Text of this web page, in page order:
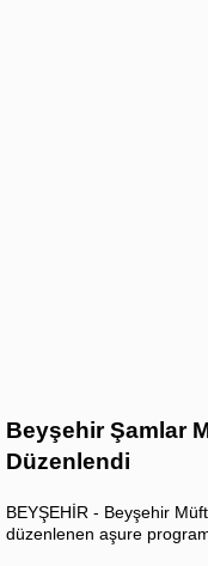
Beyşehir Şamlar
Düzenlendi
BEYŞEHİR - Beyşehir
düzenlenen aşure